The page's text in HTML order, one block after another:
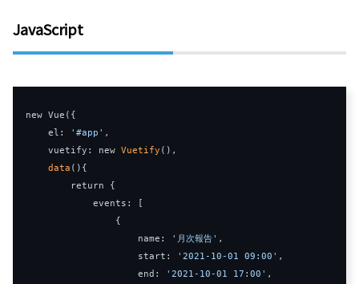
JavaScript
new Vue ({
    el
: '#app' ,
    vuetify
: new Vuetify (),
data (){
return
{
            events
:
[
{
                    name
: '月次報告' ,
                    start
: '2021-10-01 09:00' ,
end : '2021-10-01 17:00' ,